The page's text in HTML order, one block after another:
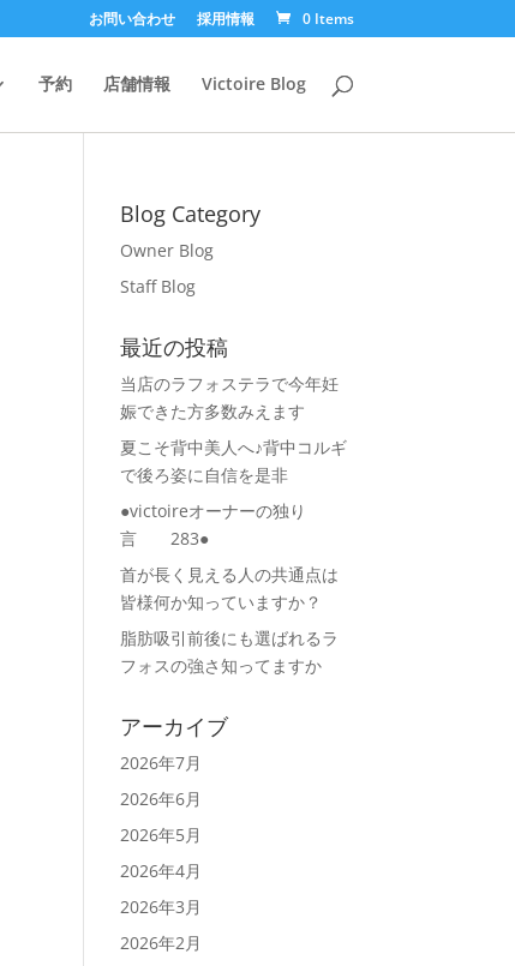
お問い合わせ 採用情報 0 Items
予約 店舗情報 Victoire Blog
Blog Category
Owner Blog
Staff Blog
最近の投稿
当店のラフォステラで今年妊
娠できた方多数みえます
夏こそ背中美人へ♪背中コルギ
で後ろ姿に自信を是非
●victoireオーナーの独り
言 283●
首が長く見える人の共通点は
皆様何か知っていますか？
脂肪吸引前後にも選ばれるラ
フォスの強さ知ってますか
アーカイブ
2026年7月
2026年6月
2026年5月
2026年4月
2026年3月
2026年2月